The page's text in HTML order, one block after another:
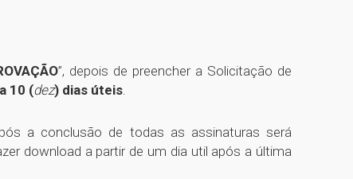
”, depois de preencher a Solicitação de
10 (dez) dias úteis.
a conclusão de todas as assinaturas será
download a partir de um dia util após a última